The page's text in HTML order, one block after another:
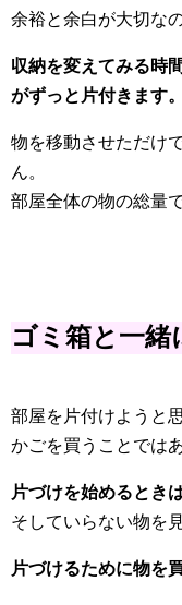
余裕と余白が大切な
収納を変えてみる時
がずっと片付きます。
物を移動させただけ
ん。
部屋全体の物の総量
ゴミ箱と一緒
部屋を片付けようと
かごを買うことでは
片づけを始めるとき
そしていらない物を
片づけるために物を